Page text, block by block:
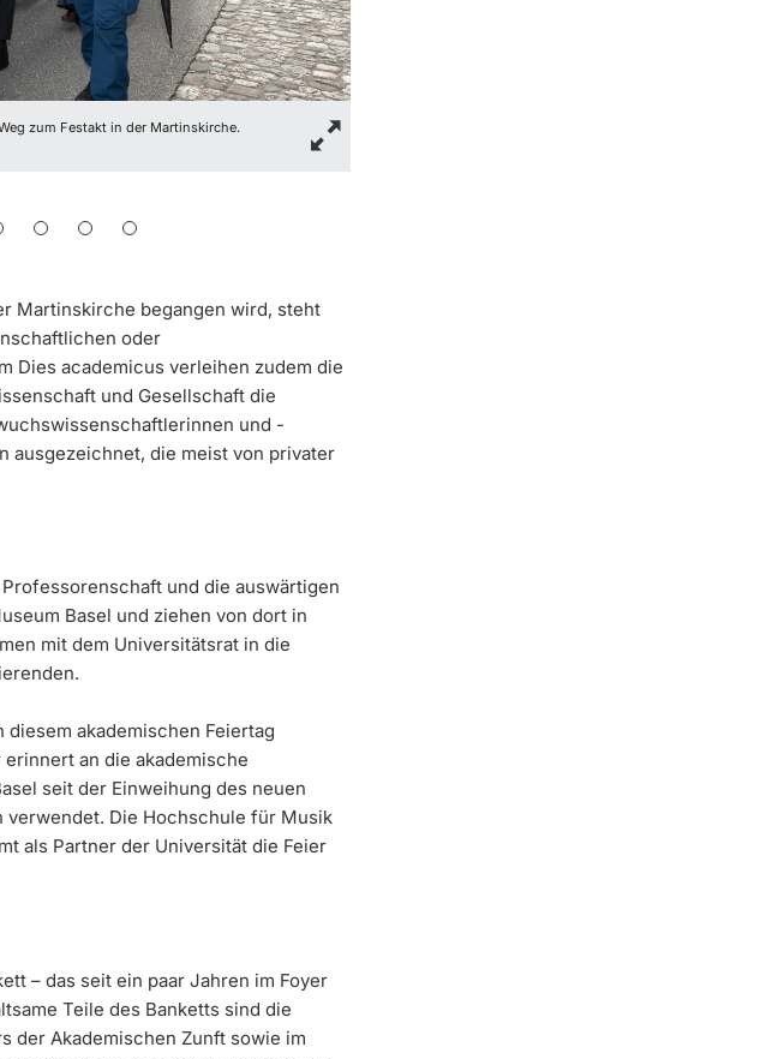
zum Festakt in der Martinskirche.
Martinskirche begangen wird, steht
oder
Dies academicus verleihen zudem die
und Gesellschaft die
und -
ausgezeichnet, die meist von privater
und die auswärtigen
Basel und ziehen von dort in
mit dem Universitätsrat in die
akademischen Feiertag
an die akademische
seit der Einweihung des neuen
verwendet. Die Hochschule für Musik
als Partner der Universität die Feier
– das seit ein paar Jahren im Foyer
Teile des Banketts sind die
der Akademischen Zunft sowie im